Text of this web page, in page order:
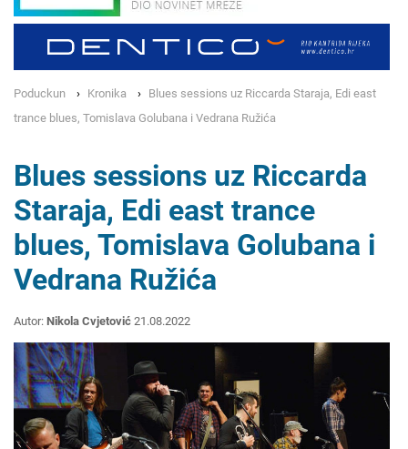
Poduckun Kronika
Blues sessions uz Riccarda Staraja, Edi east
trance blues, Tomislava Golubana i Vedrana Ružića
Blues sessions uz Riccarda
Staraja, Edi east trance
blues, Tomislava Golubana i
Vedrana Ružića
Autor: Nikola Cvjetović 21.08.2022